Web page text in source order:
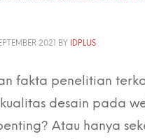
2021 BY IDPLUS
fakta penelitian
desain pada
Atau hanya